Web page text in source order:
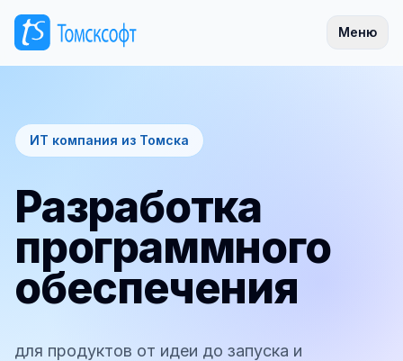
Меню
ИТ компания из Томска
Разработка
программного
обеспечения
для продуктов от идеи до запуска и